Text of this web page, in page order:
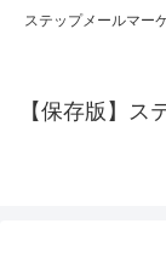
ステップメールマー
【保存版】ス